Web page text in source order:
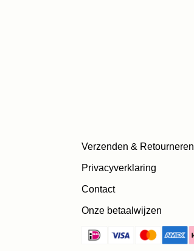
Verzenden & Retourneren
Privacyverklaring
Contact
Onze betaalwijzen